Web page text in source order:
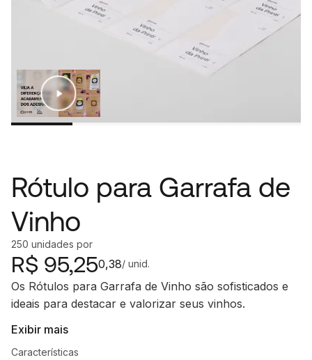
Rótulo para Garrafa de
Vinho
250 unidades por
R$ 95,25 / unid.
0,38
Os Rótulos para Garrafa de Vinho são sofisticados e
ideais para destacar e valorizar seus vinhos.
Exibir mais
Características